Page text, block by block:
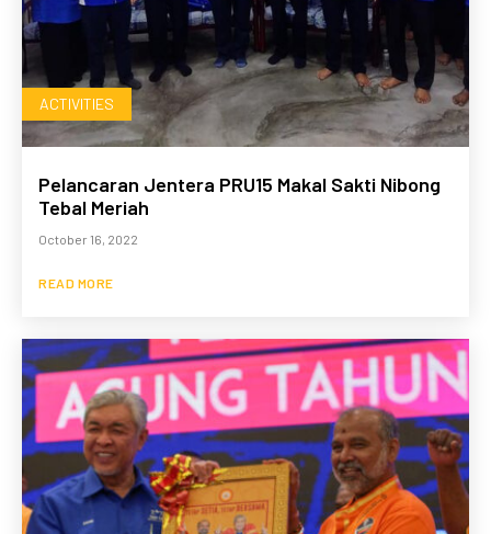
ACTIVITIES
Pelancaran Jentera PRU15 Makal Sakti Nibong
Tebal Meriah
October 16, 2022
READ MORE